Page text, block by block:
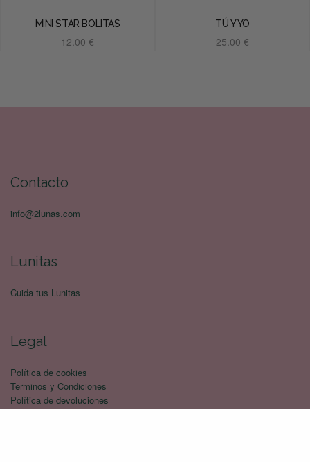
MINI STAR BOLITAS
12.00 €
TÚ Y YO
25.00 €
Contacto
info@2lunas.com
Lunitas
Cuida tus Lunitas
Legal
Política de cookies
Terminos y Condiciones
Política de devoluciones